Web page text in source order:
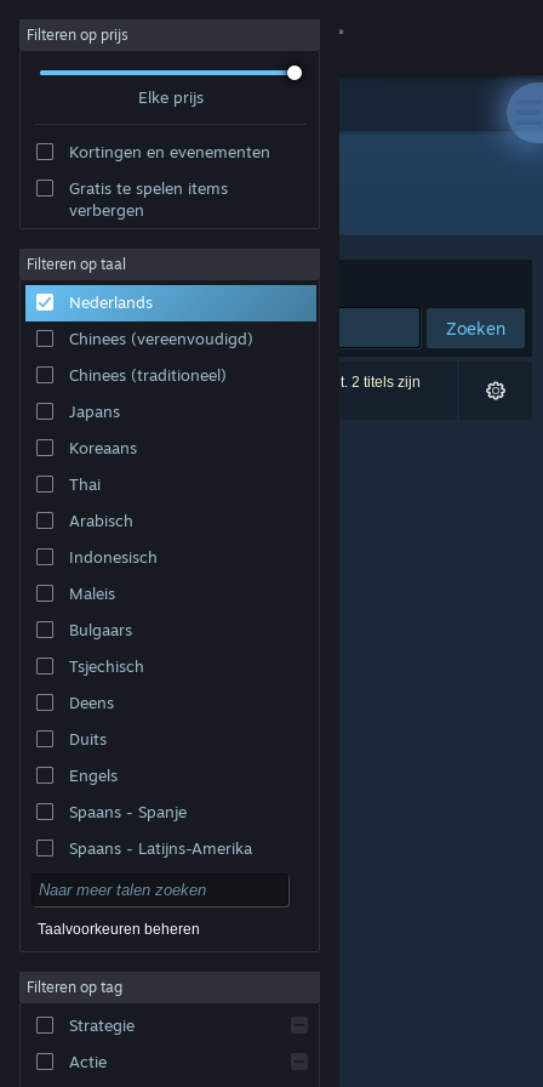
Inloggen
Community
Over
Ondersteuning
Taal wijzigen
Download de mobiele Steam-app
Desktopwebsite weergeven
© Valve Corporation. Alle rechten voorbehouden. Alle
handelsmerken zijn eigendom van hun respectieve
Privacybeleid|Juridische informatie
Toegankelijkheid
|
Terugbetalingen
Filteren op prijs
Elke prijs
Kortingen en evenementen
Gratis te spelen items
verbergen
Filteren op taal
Nederlands
Chinees (vereenvoudigd)
Chinees (traditioneel)
Japans
Koreaans
Thai
Arabisch
Indonesisch
Maleis
Bulgaars
Tsjechisch
Deens
Duits
Engels
Spaans - Spanje
Spaans - Latijns-Amerika
Taalvoorkeuren beheren
Filteren op tag
Strategie
Actie
Ontwikkelaar: Lewis Haynes
Sorteren op Relevantie
Zoeken
0 resultaten komen overeen met je zoekopdracht. 2 titels zijn
uitgesloten op basis van je voorkeuren.